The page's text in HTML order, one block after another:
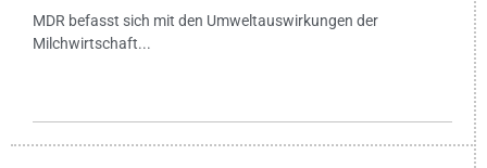
MDR befasst sich mit den Umweltauswirkungen der
Milchwirtschaft...